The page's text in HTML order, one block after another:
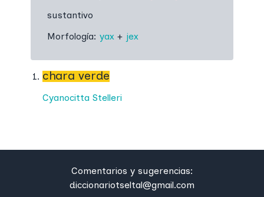
sustantivo
Morfología: yax + jex
chara verde
Cyanocitta Stelleri
Comentarios y sugerencias:
diccionariotseltal@gmail.com